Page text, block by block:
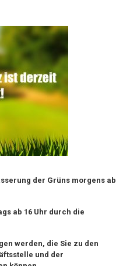
der Grüns morgens ab
ab 16 Uhr durch die
werden, die Sie zu den
und der